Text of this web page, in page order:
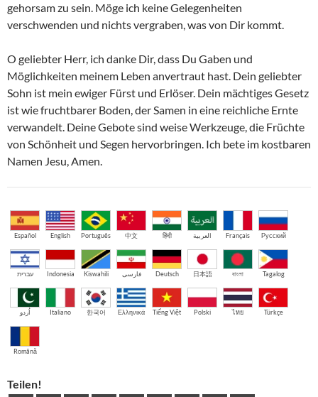
gehorsam zu sein. Möge ich keine Gelegenheiten
verschwenden und nichts vergraben, was von Dir kommt.
O geliebter Herr, ich danke Dir, dass Du Gaben und
Möglichkeiten meinem Leben anvertraut hast. Dein geliebter
Sohn ist mein ewiger Fürst und Erlöser. Dein mächtiges Gesetz
ist wie fruchtbarer Boden, der Samen in eine reichliche Ernte
verwandelt. Deine Gebote sind weise Werkzeuge, die Früchte
von Schönheit und Segen hervorbringen. Ich bete im kostbaren
Namen Jesu, Amen.
Español English Português 中文 हिंदी العربية Français Русский
עברית Indonesia Kiswahili فارسی Deutsch 日本語 বাংলা Tagalog
اُردو Italiano 한국어 Ελληνικά Tiếng Việt Polski ไทย Türkçe
Română
Teilen!